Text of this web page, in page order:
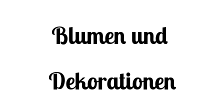
Blumen und
Dekorationen